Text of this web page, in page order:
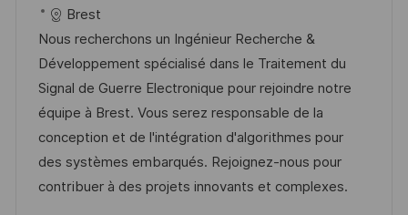
a
l
i
s
a
t
i
o
d
’
a
f
f
c
f
é
r
e
n
c
e
d
a
t
é
g
o
r
i
e
Brest
Nous recherchons un Ingénieur Recherche &
Développement spécialisé dans le Traitement du
Signal de Guerre Electronique pour rejoindre notre
équipe à Brest. Vous serez responsable de la
conception et de l'intégration d'algorithmes pour
des systèmes embarqués. Rejoignez-nous pour
contribuer à des projets innovants et complexes.